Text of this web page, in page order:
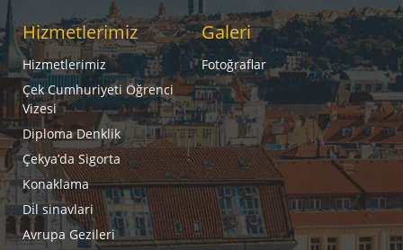
Hizmetlerimiz
Hizmetlerimiz
Çek Cumhuriyeti Öğrenci
Vizesi
Diploma Denklik
Çekya’da Sigorta
Konaklama
Di̇l sinavlari
Avrupa Gezileri
Galeri
Fotoğraflar